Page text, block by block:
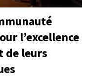
l’excellence
de leurs